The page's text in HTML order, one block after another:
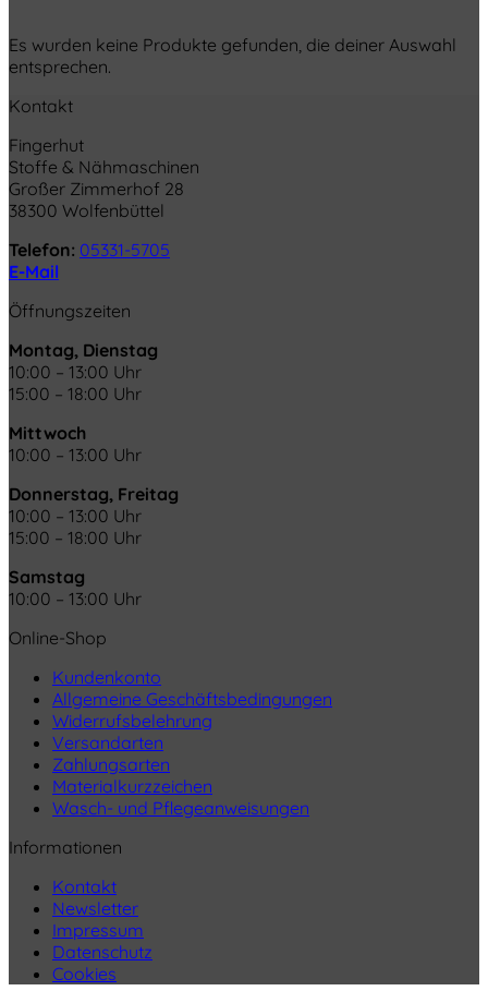
Es wurden keine Produkte gefunden, die deiner Auswahl
entsprechen.
Kontakt
Fingerhut
Stoffe & Nähmaschinen
Großer Zimmerhof 28
38300 Wolfenbüttel
Telefon: 05331-5705
E-Mail
Öffnungszeiten
Montag, Dienstag
10:00 – 13:00 Uhr
15:00 – 18:00 Uhr
Mittwoch
10:00 – 13:00 Uhr
Donnerstag, Freitag
10:00 – 13:00 Uhr
15:00 – 18:00 Uhr
Samstag
10:00 – 13:00 Uhr
Online-Shop
Kundenkonto
Allgemeine Geschäftsbedingungen
Widerrufsbelehrung
Versandarten
Zahlungsarten
Materialkurzzeichen
Wasch- und Pflegeanweisungen
Informationen
Kontakt
Newsletter
Impressum
Datenschutz
Cookies